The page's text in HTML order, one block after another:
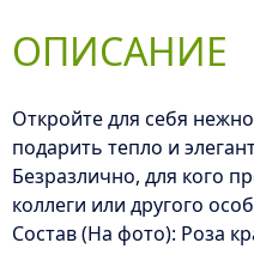
ОПИСАНИЕ
Откройте для себя
подарить тепло и
Безразлично, для кого
коллеги или другого
Состав (На фото): Роза